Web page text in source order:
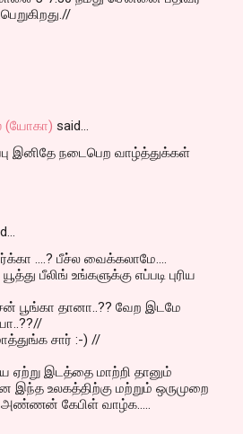
said…
இனிதே நடைபெற வாழ்த்துக்கள்
....? பீச்ல வைக்கலாமே....
பீலிங் உங்களுக்கு எப்படி புரிய
பூங்கா தானா..?? வேற இடமே
சார் :-) //
ஏற்று இடத்தை மாற்றி தானும்
இந்த உலகத்திற்கு மற்றும் ஒருமுறை
அண்ணன் கேபிள் வாழ்க.....